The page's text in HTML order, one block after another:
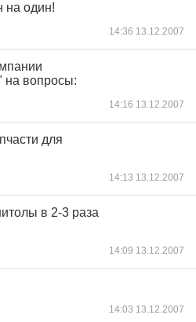
на один!
14:36 13.12.2007
на вопросы:
14:16 13.12.2007
для
14:13 13.12.2007
в 2-3 раза
14:09 13.12.2007
14:03 13.12.2007